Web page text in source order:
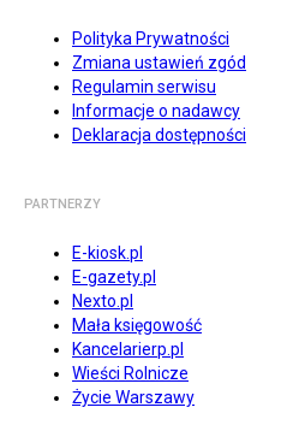
Polityka Prywatności
Zmiana ustawień zgód
Regulamin serwisu
Informacje o nadawcy
Deklaracja dostępności
PARTNERZY
E-kiosk.pl
E-gazety.pl
Nexto.pl
Mała księgowość
Kancelarierp.pl
Wieści Rolnicze
Życie Warszawy